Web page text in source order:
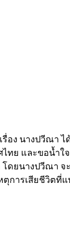
รื่อง นางปวีณา ไ
ไทย และขอน้ำใ
โดยนางปวีณา จ
ตุการเสียชีวิตที่